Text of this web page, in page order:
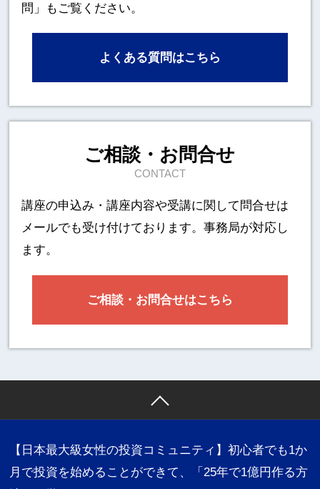
問」もご覧ください。
よくある質問はこちら
ご相談・お問合せ
CONTACT
講座の申込み・講座内容や受講に関して 問合せは
メールでも受け付けております。事務局が対応し
ます。
ご相談・お問合せはこちら
【日本最大級女性の投資コミュニティ】初心者でも1か
月で投資を始めることができて、「25年で1億円作る方